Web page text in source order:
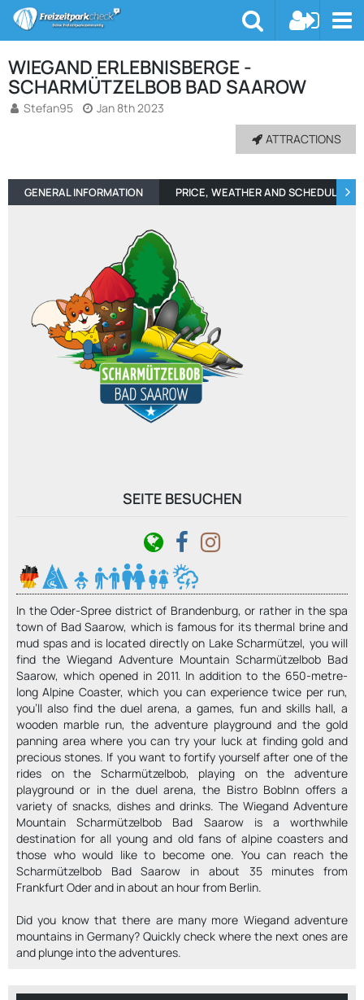
WIEGAND ERLEBNISBERGE -
SCHARMÜTZELBOB BAD SAAROW
Stefan95
Jan 8th 2023
ATTRACTIONS
GENERAL INFORMATION PRICE, WEATHER AND SCHEDULE
SEITE BESUCHEN
In the Oder-Spree district of Brandenburg, or rather in the spa
town of Bad Saarow, which is famous for its thermal brine and
mud spas and is located directly on Lake Scharmützel, you will
find the Wiegand Adventure Mountain Scharmützelbob Bad
Saarow, which opened in 2011. In addition to the 650-metre-
long Alpine Coaster, which you can experience twice per run,
you'll also find the duel arena, a games, fun and skills hall, a
wooden marble run, the adventure playground and the gold
panning area where you can try your luck at finding gold and
precious stones. If you want to fortify yourself after one of the
rides on the Scharmützelbob, playing on the adventure
playground or in the duel arena, the Bistro BobInn offers a
variety of snacks, dishes and drinks. The Wiegand Adventure
Mountain Scharmützelbob Bad Saarow is a worthwhile
destination for all young and old fans of alpine coasters and
those who would like to become one. You can reach the
Scharmützelbob Bad Saarow in about 35 minutes from
Frankfurt Oder and in about an hour from Berlin.
Did you know that there are many more Wiegand adventure
mountains in Germany? Quickly check where the next ones are
and plunge into the adventures.